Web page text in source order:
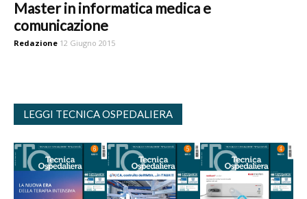
Master in informatica medica e
comunicazione
Redazione 12 Giugno 2015
LEGGI TECNICA OSPEDALIERA